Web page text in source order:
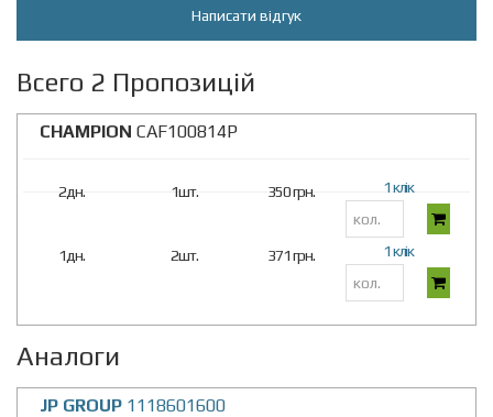
Написати відгук
Всего 2 Пропозицій
CHAMPION CAF100814P
2дн. 1шт. 350 грн. 1 клік
1дн. 2шт. 371 грн. 1 клік
Аналоги
JP GROUP 1118601600